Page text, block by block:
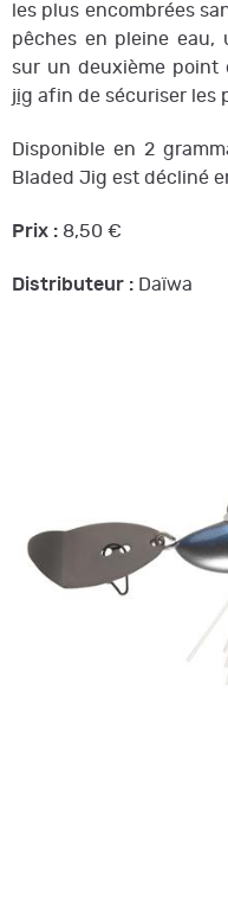
les plus encombrées
pêches en pleine
sur un deuxième point
jig afin de sécuriser les
Disponible en 2
Bladed Jig est décliné
Prix : 8,50 €
Distributeur : Daïwa